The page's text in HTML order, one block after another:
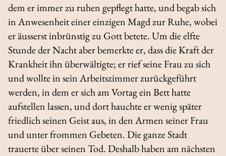
dem er immer zu ruhen gepflegt hatte, und begab sich
in Anwesenheit einer einzigen Magd zur Ruhe, wobei
er äusserst inbrünstig zu Gott betete. Um die elfte
Stunde der Nacht aber bemerkte er, dass die Kraft der
Krankheit ihn überwältigte; er rief seine Frau zu sich
und wollte in sein Arbeitszimmer zurückgeführt
werden, in dem er sich am Vortag ein Bett hatte
aufstellen lassen, und dort hauchte er wenig später
friedlich seinen Geist aus, in den Armen seiner Frau
und unter frommen Gebeten. Die ganze Stadt
trauerte über seinen Tod. Deshalb haben am nächsten